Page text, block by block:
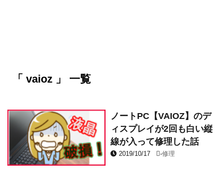
「 vaioz 」 一覧
ノートPC【VAIOZ】のデ
ィスプレイが2回も白い縦
線が入って修理した話
2019/10/17 -修理